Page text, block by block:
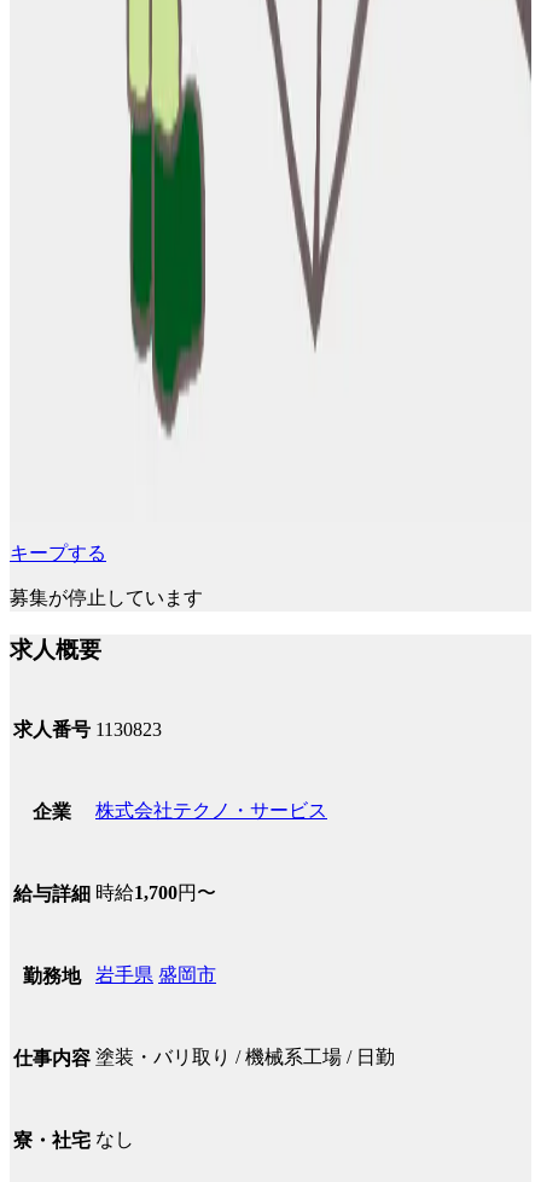
キープする
募集が停止しています
求人概要
求人番号 1130823
企業 株式会社テクノ・サービス
給与詳細 時給1,700円〜
勤務地 岩手県 盛岡市
仕事内容 塗装・バリ取り / 機械系工場 / 日勤
寮・社宅 なし